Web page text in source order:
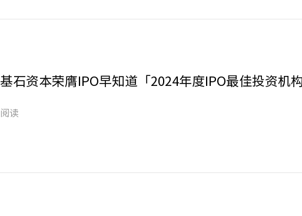
基石资本荣膺IPO早知道「2024年度IPO最佳投资机
阅读